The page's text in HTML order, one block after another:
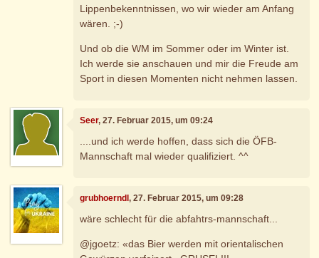
Lippenbekenntnissen, wo wir wieder am Anfang
wären. ;-)
Und ob die WM im Sommer oder im Winter ist.
Ich werde sie anschauen und mir die Freude am
Sport in diesen Momenten nicht nehmen lassen.
Seer, 27. Februar 2015, um 09:24
....und ich werde hoffen, dass sich die ÖFB-
Mannschaft mal wieder qualifiziert. ^^
grubhoerndl, 27. Februar 2015, um 09:28
wäre schlecht für die abfahtrs-mannschaft...
@jgoetz: «das Bier werden mit orientalischen